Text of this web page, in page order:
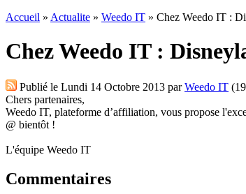
Accueil » Actualite » Weedo IT » Chez Weedo IT :
Chez Weedo IT :
Publié le Lundi 14 Octobre 2013 parWeedo IT
Chers partenaires,
Weedo IT, plateforme d’affiliation, vous propose
@ bientôt !
L'équipe Weedo IT
Commentaires